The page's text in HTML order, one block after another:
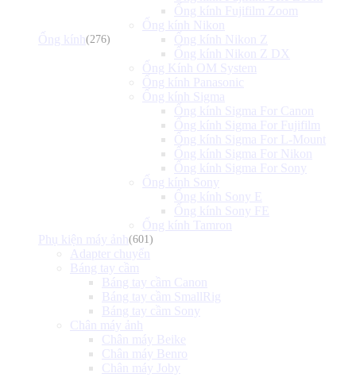
Ống kính (276)
Ống kính Fujifilm Zoom
Ống kính Nikon
Ống kính Nikon Z
Ống kính Nikon Z DX
Ống Kính OM System
Ống kính Panasonic
Ống kính Sigma
Ống kính Sigma For Canon
Ống kính Sigma For Fujifilm
Ống kính Sigma For L-Mount
Ống kính Sigma For Nikon
Ống kính Sigma For Sony
Ống kính Sony
Ống kính Sony E
Ống kính Sony FE
Ống kính Tamron
Phụ kiện máy ảnh (601)
Adapter chuyển
Báng tay cầm
Báng tay cầm Canon
Báng tay cầm SmallRig
Báng tay cầm Sony
Chân máy ảnh
Chân máy Beike
Chân máy Benro
Chân máy Joby